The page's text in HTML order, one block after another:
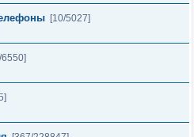
[10/5027]
6550]